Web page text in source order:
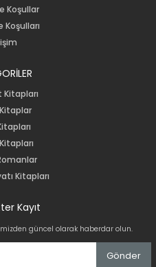
Koşullar
Koşulları
Kitapları
Kitapları
Kayıt
güncel olarak haberdar olun.
Gönder